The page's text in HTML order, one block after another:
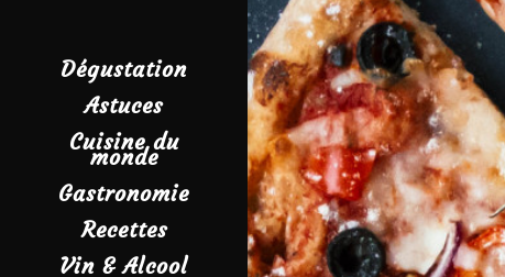
Dégustation
Astuces
Cuisine du
monde
Gastronomie
Recettes
Vin & Alcool